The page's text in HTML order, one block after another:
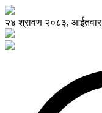
२४ श्रावण २०८३, आईतवार